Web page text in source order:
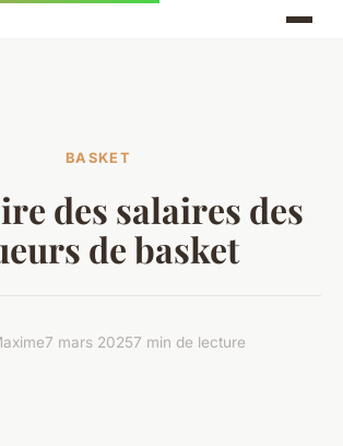
BASKET
des salaires des
de basket
7 mars 20257 min de lecture